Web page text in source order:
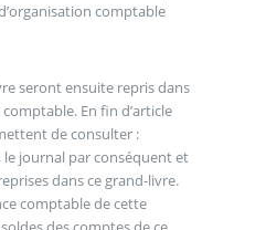
comptable
seront ensuite repris dans
En fin d’article
de consulter :
journal par conséquent et
dans ce grand-livre.
comptable de cette